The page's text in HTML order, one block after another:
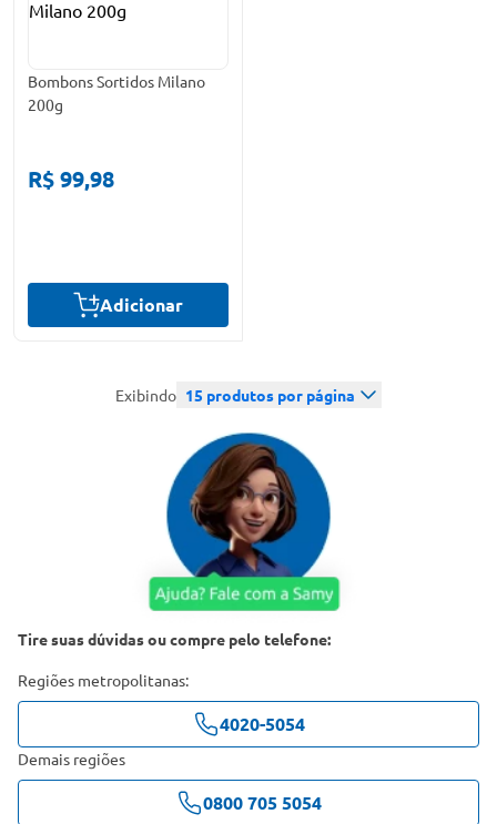
Bombons Sortidos Milano
200g
R$ 99,98
Adicionar
Exibindo 15 produtos por página
Tire suas dúvidas ou compre pelo telefone:
Regiões metropolitanas:
4020-5054
Demais regiões
0800 705 5054